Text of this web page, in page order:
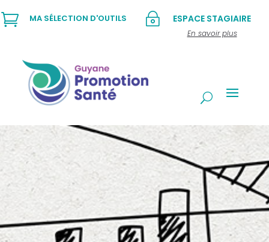
~ ESPACE STAGIAIRE
En savoir plus
 MA SÉLECTION D'OUTILS